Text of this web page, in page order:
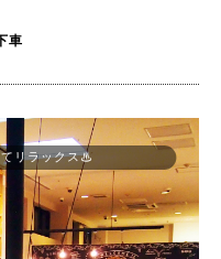
車
てリラックス♨